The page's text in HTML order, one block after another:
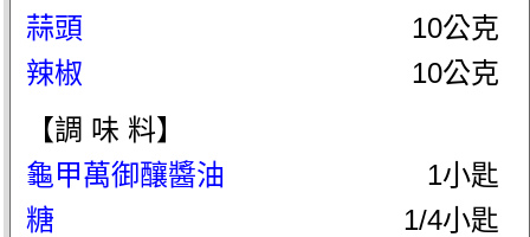
蒜頭
10公克
辣椒
10公克
【調 味 料】
龜甲萬御釀醬油
1小匙
糖
1/4小匙